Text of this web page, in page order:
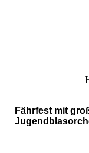
Fährfest mit